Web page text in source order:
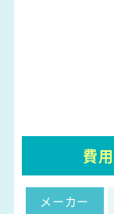
費
メーカー